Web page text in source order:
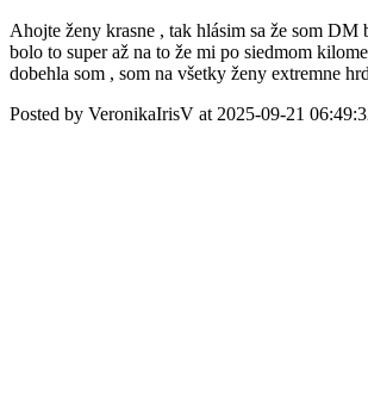
Ahojte ženy krasne , tak hlásim sa že som
bolo to super až na to že mi po siedmom
dobehla som , som na všetky ženy extremne
Posted by VeronikaIrisV at 2025-09-21